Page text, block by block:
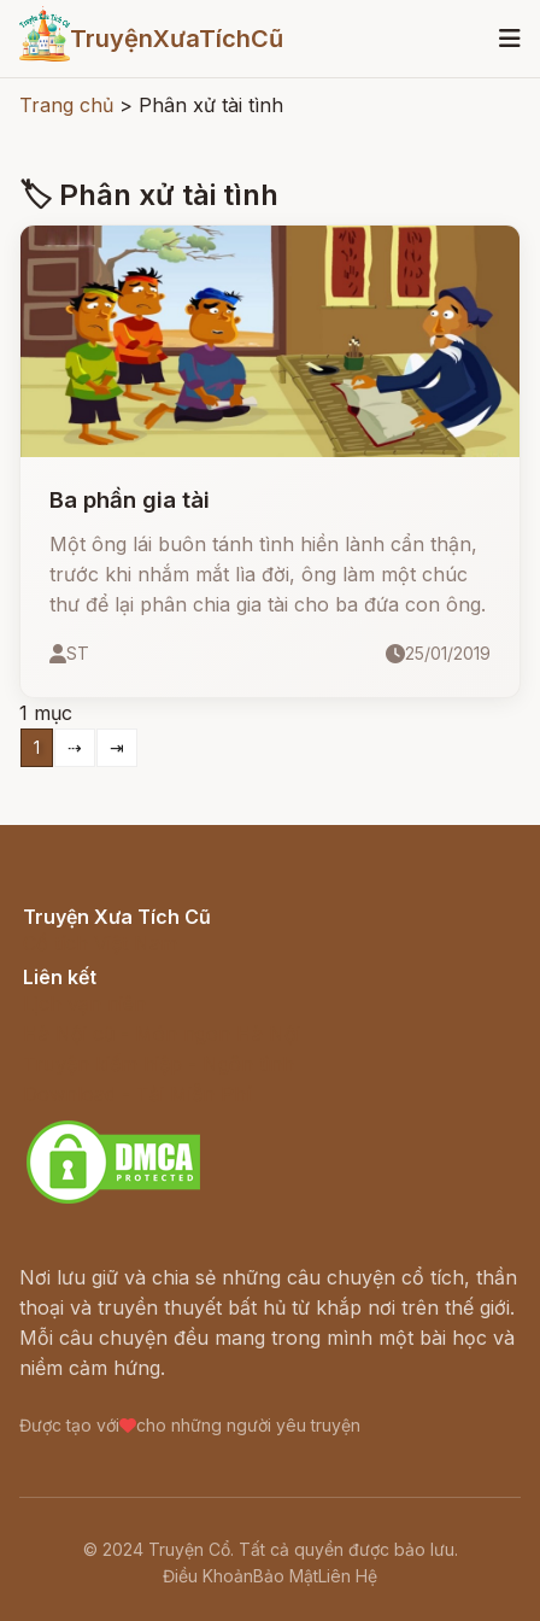
TruyệnXưaTíchCũ
Trang chủ > Phân xử tài tình
🏷 Phân xử tài tình
Ba phần gia tài
Một ông lái buôn tánh tình hiền lành cẩn thận,
trước khi nhắm mắt lìa đời, ông làm một chúc
thư để lại phân chia gia tài cho ba đứa con ông.
ST 25/01/2019
1 mục
1 ⇢ ⇥
Truyện Xưa Tích Cũ
Liên kết
Nơi lưu giữ và chia sẻ những câu chuyện cổ tích, thần
thoại và truyền thuyết bất hủ từ khắp nơi trên thế giới.
Mỗi câu chuyện đều mang trong mình một bài học và
niềm cảm hứng.
Được tạo với cho những người yêu truyện
© 2024 Truyện Cổ. Tất cả quyền được bảo lưu.
Điều KhoảnBảo MậtLiên Hệ